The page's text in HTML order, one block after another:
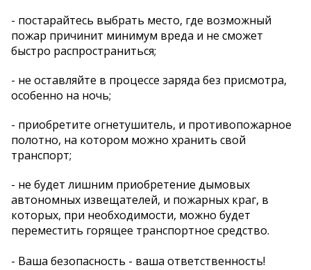
- постарайтесь выбрать место, где возможный
пожар причинит минимум вреда и не сможет
быстро распространиться;
- не оставляйте в процессе заряда без присмотра,
особенно на ночь;
- приобретите огнетушитель, и противопожарное
полотно, на котором можно хранить свой
транспорт;
- не будет лишним приобретение дымовых
автономных извещателей, и пожарных краг, в
которых, при необходимости, можно будет
переместить горящее транспортное средство.
- Ваша безопасность - ваша ответственность!